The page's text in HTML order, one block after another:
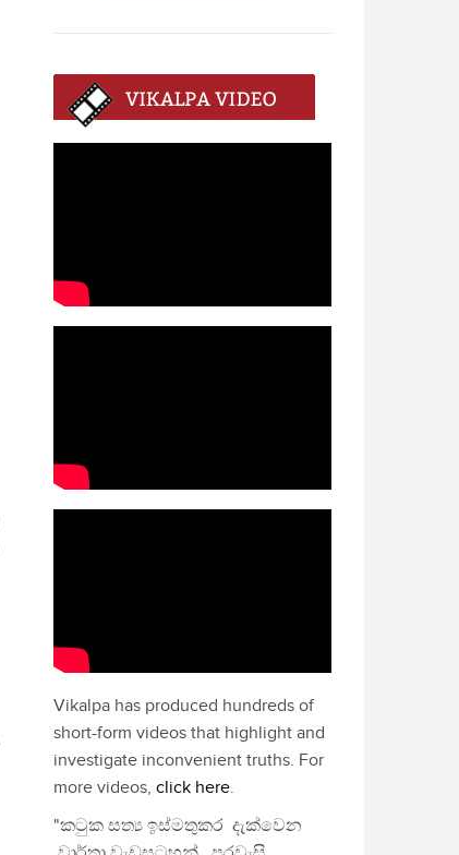
Vikalpa has produced hundreds of
short-form videos that highlight and
investigate inconvenient truths. For
more videos, click here.
"කටුක සත්‍ය ඉස්මතුකර දැක්වෙන